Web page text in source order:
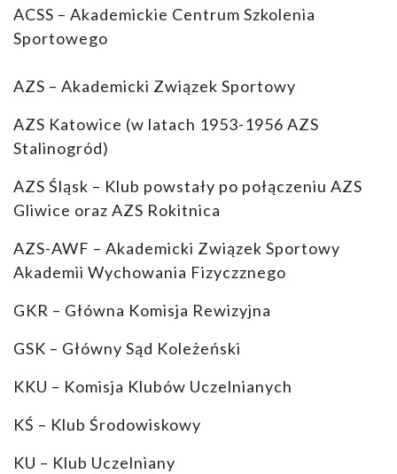
ACSS – Akademickie Centrum Szkolenia
Sportowego
AZS – Akademicki Związek Sportowy
AZS Katowice (w latach 1953-1956 AZS
Stalinogród)
AZS Śląsk – Klub powstały po połączeniu AZS
Gliwice oraz AZS Rokitnica
AZS-AWF – Akademicki Związek Sportowy
Akademii Wychowania Fizyczznego
GKR – Główna Komisja Rewizyjna
GSK – Główny Sąd Koleżeński
KKU – Komisja Klubów Uczelnianych
KŚ – Klub Środowiskowy
KU – Klub Uczelniany